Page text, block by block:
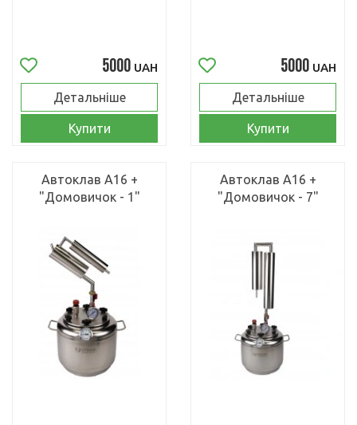
5000 UAH
Детальніше
Купити
5000 UAH
Детальніше
Купити
Автоклав А16 +
"Домовичок - 1"
Автоклав А16 +
"Домовичок - 7"